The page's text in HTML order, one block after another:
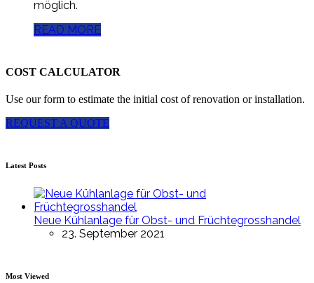
möglich.
READ MORE
COST CALCULATOR
Use our form to estimate the initial cost of renovation or installation.
REQUEST A QUOTE
Latest Posts
Neue Kühlanlage für Obst- und Früchtegrosshandel
23. September 2021
Most Viewed